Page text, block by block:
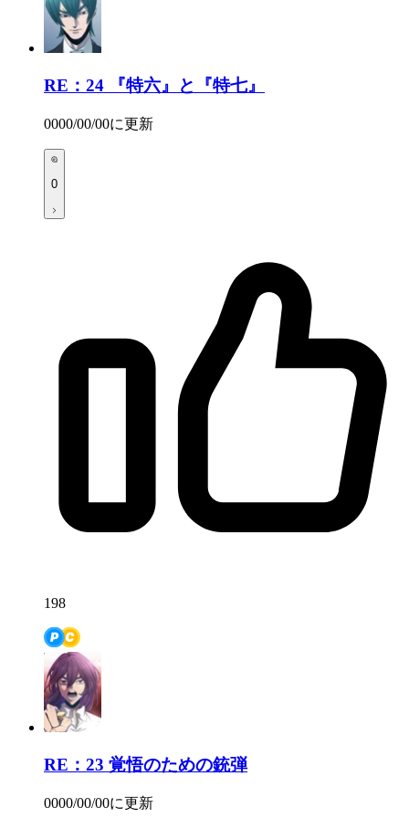
RE：24 『特六』と『特七』
0000/00/00に更新
0
198
RE：23 覚悟のための銃弾
0000/00/00に更新